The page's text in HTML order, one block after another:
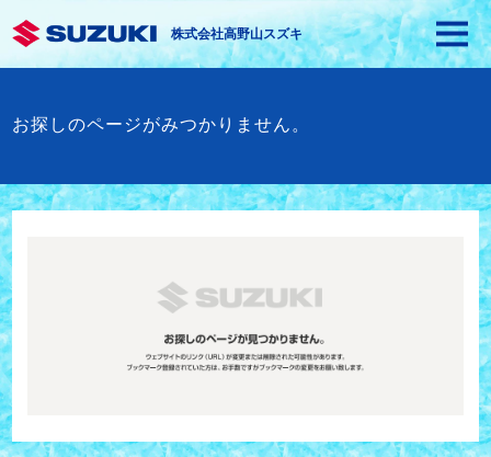
株式会社高野山スズキ
お探しのページがみつかりません。